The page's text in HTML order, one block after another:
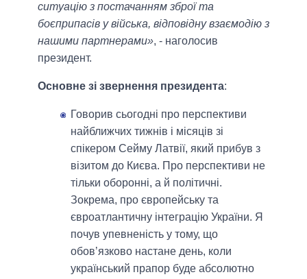
ситуацію з постачанням зброї та
боєприпасів у війська, відповідну взаємодію з
нашими партнерами», - наголосив
президент.
Основне зі звернення президента:
Говорив сьогодні про перспективи
найближчих тижнів і місяців зі
спікером Сейму Латвії, який прибув з
візитом до Києва. Про перспективи не
тільки оборонні, а й політичні.
Зокрема, про європейську та
євроатлантичну інтеграцію України. Я
почув упевненість у тому, що
обовʼязково настане день, коли
український прапор буде абсолютно